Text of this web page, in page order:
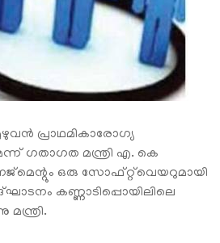
പ്രാഥമികാരോഗ്യ
ഗതാഗത മന്ത്രി എ. കെ
ഒരു സോഫ്റ്റ്‌വെയറുമായി
കണ്ണാടിപ്പൊയിലിലെ